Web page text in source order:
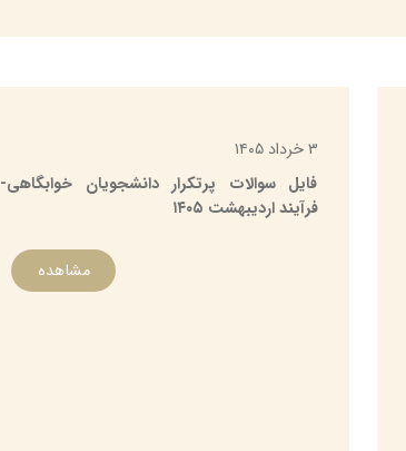
۳ خرداد ۱۴۰۵
فایل سوالات پرتکرار دانشجویان خوابگاهی-
فرآیند اردیبهشت ۱۴۰۵
مشاهده